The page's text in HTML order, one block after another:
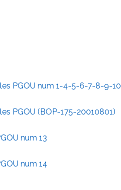
PGOU num 1-4-5-6-7-8-9-10
PGOU (BOP-175-20010801)
num 13
num 14